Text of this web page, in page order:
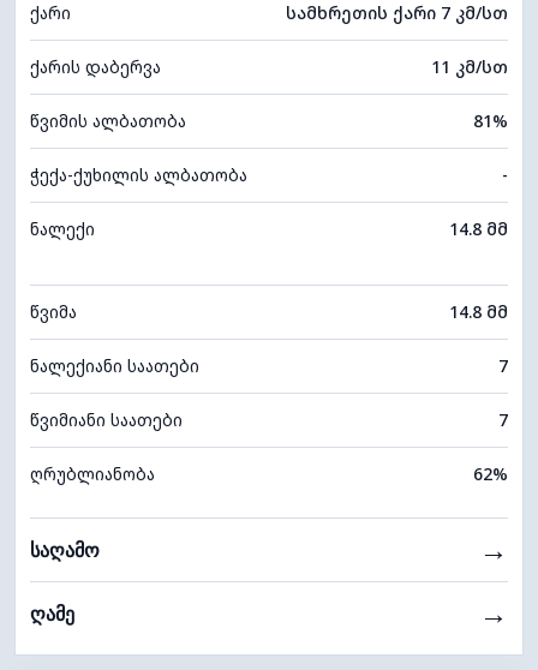
ქარი სამხრეთის ქარი 7 კმ/სთ
ქარის დაბერვა 11 კმ/სთ
წვიმის ალბათობა 81%
ჭექა-ქუხილის ალბათობა -
ნალექი 14.8 მმ
წვიმა 14.8 მმ
ნალექიანი საათები 7
წვიმიანი საათები 7
ღრუბლიანობა 62%
საღამო →
ღამე →